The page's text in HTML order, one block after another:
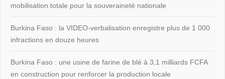
mobilisation totale pour la souveraineté nationale
Burkina Faso : la VIDEO-verbalisation enregistre plus de 1 000
infractions en douze heures
Burkina Faso : une usine de farine de blé à 3,1 milliards FCFA
en construction pour renforcer la production locale